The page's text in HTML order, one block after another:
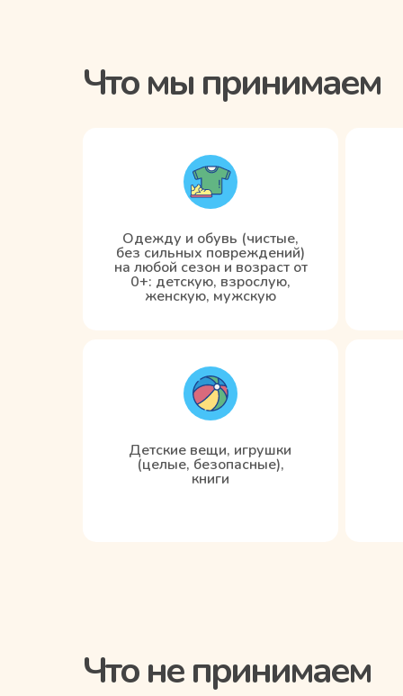
Что мы принимаем
Одежду и обувь (чистые,
без сильных повреждений)
на любой сезон и возраст от
0+: детскую, взрослую,
женскую, мужскую
Детские вещи, игрушки
(целые, безопасные),
книги
Что не принимаем